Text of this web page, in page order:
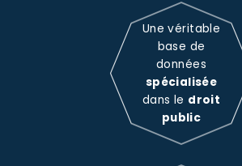
Une véritable
base de
données
spécialisée
dans le droit
public